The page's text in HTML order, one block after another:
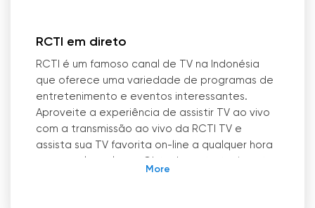
RCTI em direto
RCTI é um famoso canal de TV na Indonésia
que oferece uma variedade de programas de
entretenimento e eventos interessantes.
Aproveite a experiência de assistir TV ao vivo
com a transmissão ao vivo da RCTI TV e
assista sua TV favorita on-line a qualquer hora